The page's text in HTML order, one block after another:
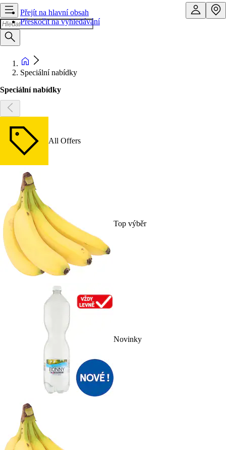
Přejít na hlavní obsah
Přeskočit na vyhledávání
Speciální nabídky
Speciální nabídky
All Offers
Top výběr
Novinky